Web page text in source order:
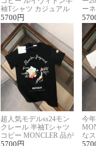
袖Tシャツ カジュアル
に馴染む 2色展開
5700 円
ー
ー
超人気モデルss24モン
クレール 半袖Tシャツ
コピー MONCLER 品が
良く見た目
5700 円
今
な
ル